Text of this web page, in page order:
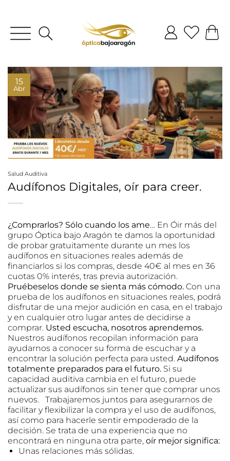
15
Abr
Salud Auditiva
Audífonos Digitales, oír para creer.
¿Comprarlos? Sólo cuando los ame… En Óir más del
grupo Óptica bajo Aragón te damos la oportunidad
de probar gratuitamente durante un mes los
audífonos en situaciones reales además de
financiarlos si los compras, desde 40€ al mes en 36
cuotas 0% interés, tras previa autorización.
Pruébeselos donde se sienta más cómodo. Con una
prueba de los audífonos en situaciones reales, podrá
disfrutar de una mejor audición en casa, en el trabajo
y en cualquier otro lugar antes de decidirse a
comprar. Usted escucha, nosotros aprendemos.
Nuestros audífonos recopilan información para
ayudarnos a conocer su forma de escuchar y a
encontrar la solución perfecta para usted. Audífonos
totalmente preparados para el futuro. Si su
capacidad auditiva cambia en el futuro, puede
actualizar sus audífonos sin tener que comprar unos
nuevos. Trabajaremos juntos para asegurarnos de
facilitar y flexibilizar la compra y el uso de audífonos,
así como para hacerle sentir empoderado de la
decisión. Se trata de una experiencia que no
encontrará en ninguna otra parte, oír mejor significa:
Unas relaciones más sólidas.